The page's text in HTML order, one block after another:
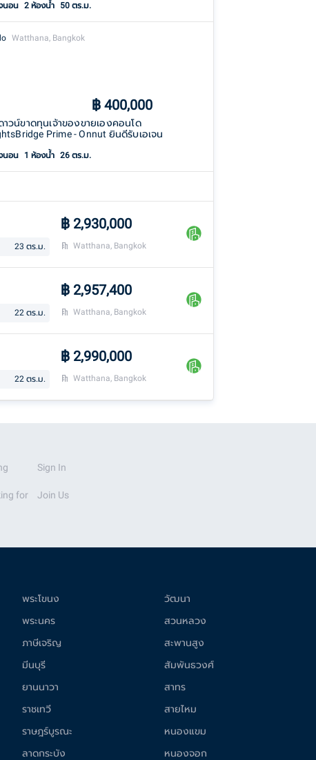
นอน 2 ห้องน้ำ 50 ตร.ม.
Watthana, Bangkok
฿ 400,000
าวน์ขาดทุนเจ้าของขายเองคอนโด
Prime - Onnut ยินดีรับเอเจน
นอน 1 ห้องน้ำ 26 ตร.ม.
฿ 2,930,000
23 ตร.ม. Watthana, Bangkok
฿ 2,957,400
22 ตร.ม. Watthana, Bangkok
฿ 2,990,000
22 ตร.ม. Watthana, Bangkok
for
Sign In
Join Us
พระโขนง
พระนคร
ภาษีเจริญ
มีนบุรี
ยานนาวา
ราชเทวี
ราษฎร์บูรณะ
ลาดกระบัง
วัฒนา
สวนหลวง
สะพานสูง
สัมพันธวงศ์
สาทร
สายไหม
หนองแขม
หนองจอก